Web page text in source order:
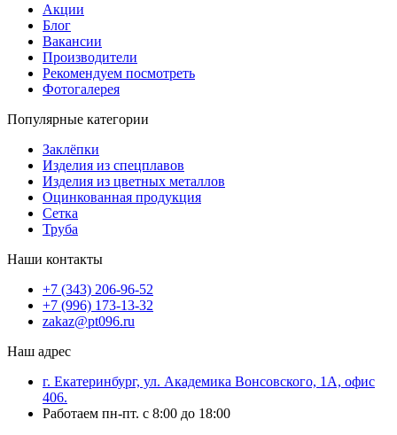
Акции
Блог
Вакансии
Производители
Рекомендуем посмотреть
Фотогалерея
Популярные категории
Заклёпки
Изделия из спецплавов
Изделия из цветных металлов
Оцинкованная продукция
Сетка
Труба
Наши контакты
+7 (343) 206-96-52
+7 (996) 173-13-32
zakaz@pt096.ru
Наш адрес
г. Екатеринбург, ул. Академика Вонсовского, 1А, офис
406.
Работаем пн-пт. с 8:00 до 18:00